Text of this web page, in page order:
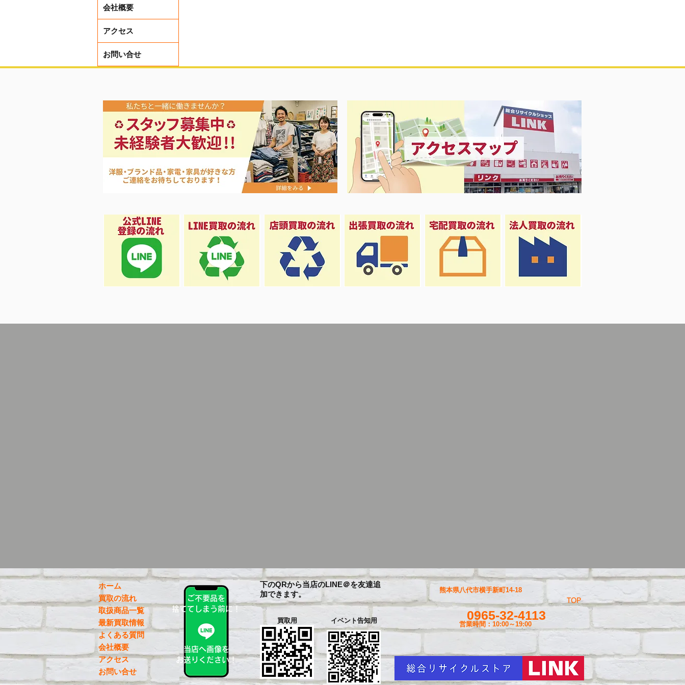
会社概要
アクセス
お問い合せ
ホーム
買取の流れ
取扱商品一覧
最新買取情報
よくある質問
会社概要
アクセス
お問い合せ
ご不要品を
捨ててしまう前に！
当店へ画像を
お送りください！
下のQRから当店のLINE＠を友達追
加できます。
買取用 イベント告知用
TOP
0965-32-4113
営業時間：10:00～19:00
熊本県八代市横手新町14-18